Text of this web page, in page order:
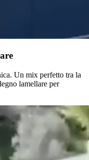
Un mix perfetto tra la
lamellare per